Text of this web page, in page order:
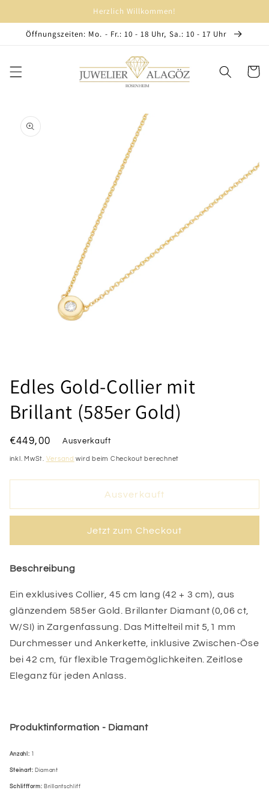
Inhalt
Herzlich Willkommen!
Öffnungszeiten: Mo. - Fr.: 10 - 18 Uhr, Sa.: 10 - 17 Uhr
Modal
öffnen
Edles Gold-Collier mit
Brillant (585er Gold)
Normaler
Preis
€449,00 Ausverkauft
inkl. MwSt. Versand wird beim Checkout berechnet
Ausverkauft
Jetzt zum Checkout
Beschreibung
Ein exklusives Collier, 45 cm lang (42 + 3 cm), aus
glänzendem 585er Gold. Brillanter Diamant (0,06 ct,
W/SI) in Zargenfassung. Das Mittelteil mit 5,1 mm
Durchmesser und Ankerkette, inklusive Zwischen-Öse
bei 42 cm, für flexible Tragemöglichkeiten. Zeitlose
Eleganz für jeden Anlass.
Produktinformation - Diamant
Anzahl: 1
Steinart: Diamant
Schliffform: Brillantschliff